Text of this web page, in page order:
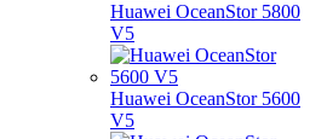
Huawei OceanStor 5800
V5
Huawei OceanStor 5600
V5